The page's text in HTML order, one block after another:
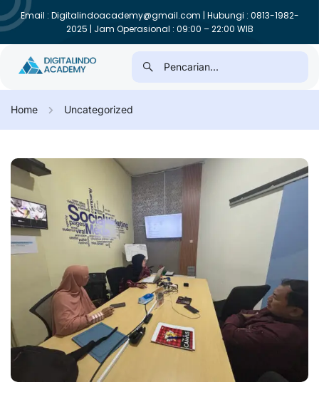
Email : Digitalindoacademy@gmail.com | Hubungi : 0813-1982-
2025 | Jam Operasional : 09:00 – 22:00 WIB
Home Uncategorized